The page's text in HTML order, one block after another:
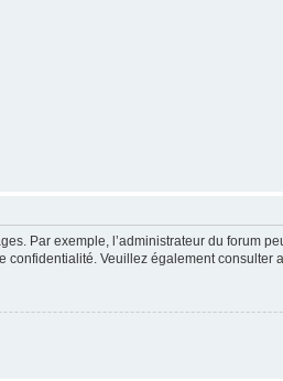
Par exemple, l’administrateur du forum
Veuillez également consulter